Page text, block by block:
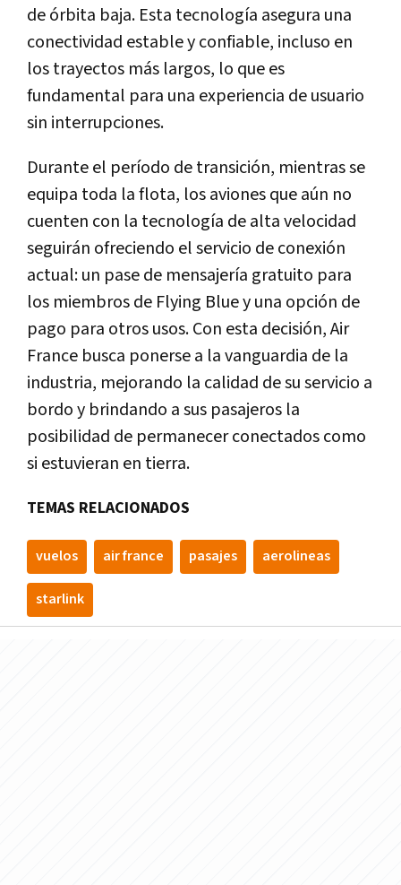
de órbita baja. Esta tecnología asegura una
conectividad estable y confiable, incluso en
los trayectos más largos, lo que es
fundamental para una experiencia de usuario
sin interrupciones.
Durante el período de transición, mientras se
equipa toda la flota, los aviones que aún no
cuenten con la tecnología de alta velocidad
seguirán ofreciendo el servicio de conexión
actual: un pase de mensajería gratuito para
los miembros de Flying Blue y una opción de
pago para otros usos. Con esta decisión, Air
France busca ponerse a la vanguardia de la
industria, mejorando la calidad de su servicio a
bordo y brindando a sus pasajeros la
posibilidad de permanecer conectados como
si estuvieran en tierra.
TEMAS RELACIONADOS
vuelos air france pasajes aerolineas
starlink